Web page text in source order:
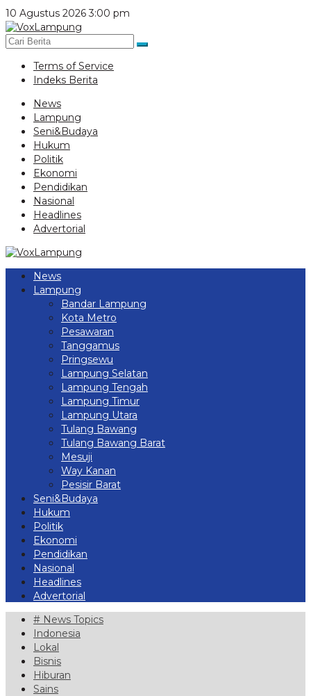
Lewati
ke
konten
10 Agustus 2026 3:00 pm
Terms of Service
Indeks Berita
News
Lampung
Seni&Budaya
Hukum
Politik
Ekonomi
Pendidikan
Nasional
Headlines
Advertorial
News
Lampung
Bandar Lampung
Kota Metro
Pesawaran
Tanggamus
Pringsewu
Lampung Selatan
Lampung Tengah
Lampung Timur
Lampung Utara
Tulang Bawang
Tulang Bawang Barat
Mesuji
Way Kanan
Pesisir Barat
Seni&Budaya
Hukum
Politik
Ekonomi
Pendidikan
Nasional
Headlines
Advertorial
# News Topics
Indonesia
Lokal
Bisnis
Hiburan
Sains